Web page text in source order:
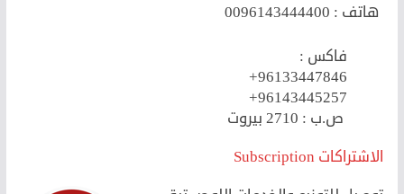
هاتف : 00 96143444400
فاكس :
+96133447846
+96143445257
ص.ب :
الاشتراكات Subscription